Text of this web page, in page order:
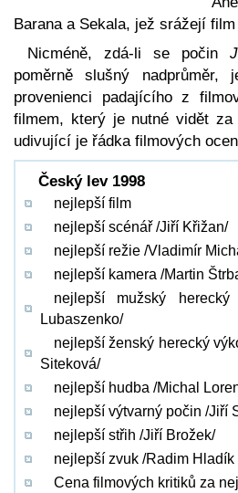
Barana a Sekala, jež srážejí
Nicméně, zdá-li se počin
poměrně slušný nadprůměr,
provenienci padajícího z
filmem, který je nutné vidět
udivující je řádka filmových
Český lev 1998
nejlepší film
nejlepší scénář /Jiří Křižan/
nejlepší režie /Vladimír
nejlepší kamera /Martin
nejlepší mužský
Lubaszenko/
nejlepší ženský herecký
Siteková/
nejlepší hudba /Michal
nejlepší výtvarný počin /Jiří
nejlepší střih /Jiří Brožek/
nejlepší zvuk /Radim Hladík
Cena filmových kritiků za